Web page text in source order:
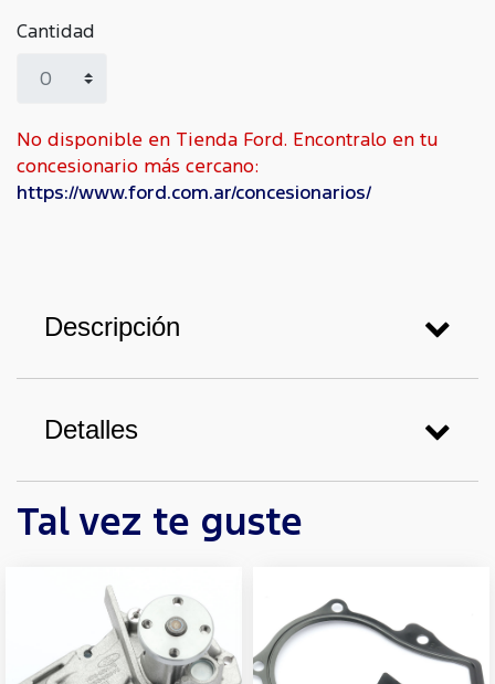
Cantidad
No disponible en Tienda Ford. Encontralo en tu
concesionario más cercano:
https://www.ford.com.ar/concesionarios/
Descripción
Detalles
Tal vez te guste